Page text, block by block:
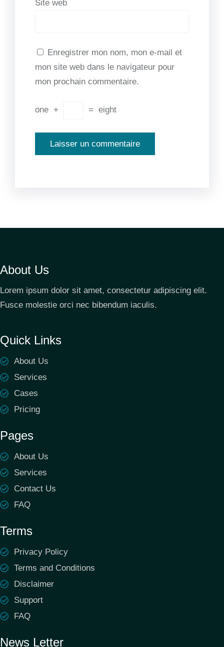
Site web
Enregistrer mon nom, mon e-mail et
mon site web dans le navigateur pour
mon prochain commentaire.
one + = eight
About Us
Lorem ipsum dolor sit amet, consectetur adipiscing elit.
Fusce molestie orci nec bibendum iaculis.
Quick Links
About Us
Services
Cases
Pricing
Pages
About Us
Services
Contact Us
FAQ
Terms
Privacy Policy
Terms and Conditions
Disclaimer
Support
FAQ
News Letter